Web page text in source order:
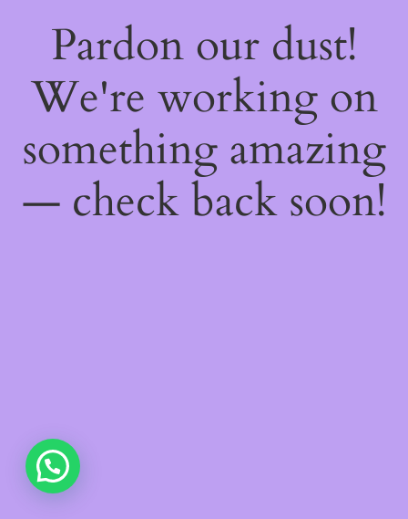
Pardon our dust!
We're working on
something amazing
— check back soon!